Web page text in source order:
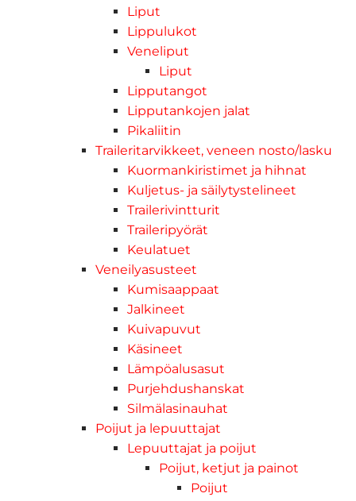
Liput
Lippulukot
Veneliput
Liput
Lipputangot
Lipputankojen jalat
Pikaliitin
Traileritarvikkeet, veneen nosto/lasku
Kuormankiristimet ja hihnat
Kuljetus- ja säilytystelineet
Trailerivintturit
Traileripyörät
Keulatuet
Veneilyasusteet
Kumisaappaat
Jalkineet
Kuivapuvut
Käsineet
Lämpöalusasut
Purjehdushanskat
Silmälasinauhat
Poijut ja lepuuttajat
Lepuuttajat ja poijut
Poijut, ketjut ja painot
Poijut